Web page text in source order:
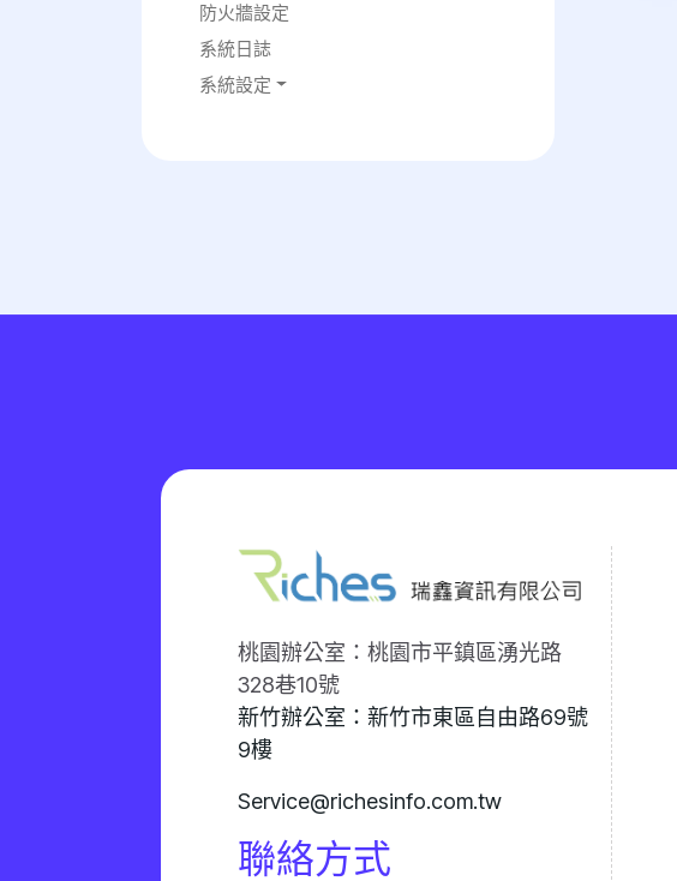
防火牆設定
系統日誌
系統設定
桃園辦公室：桃園市平鎮區湧光路
328巷10號
新竹辦公室：新竹市東區自由路69號
9樓
Service@richesinfo.com.tw
聯絡方式